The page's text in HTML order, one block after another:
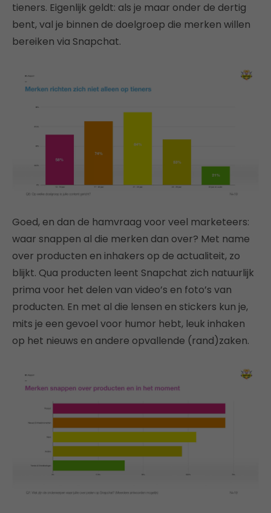
tieners. Eigenlijk geldt: als je maar onder de dertig
bent, val je binnen de doelgroep die merken willen
bereiken via Snapchat.
Goed, en dan de hamvraag voor veel marketeers:
waar snappen al die merken dan over? Met name
over producten en inhakers op de actualiteit, zo
blijkt. Qua producten leent Snapchat zich natuurlijk
prima voor het delen van video’s en foto’s van
producten. En met al die lensen en stickers kun je,
mits je een gevoel voor humor hebt, leuk inhaken
op het nieuws en andere opvallende (rand)zaken.